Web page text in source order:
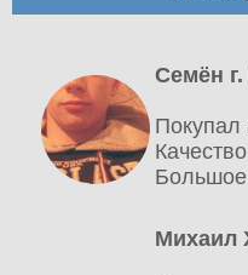
Семён
Большое
Михаил